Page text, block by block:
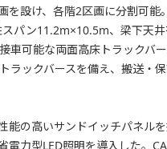
を設け、各階2区画に分割可能
パン11.2m×10.5m、梁下天
車可能な両面高床トラックバ
ラックバースを備え、搬送・
能の高いサンドイッチパネル
電力型LED照明を導入した。